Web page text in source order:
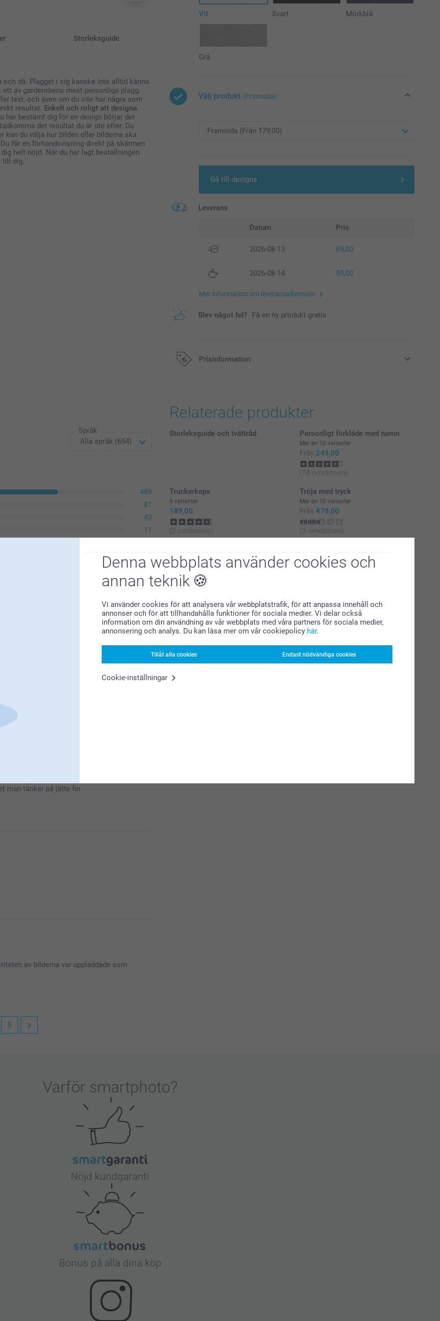
Denna webbplats använder cookies och
annan teknik
Vi använder cookies för att analysera vår webbplatstrafik, för att anpassa innehåll och
annonser och för att tillhandahålla funktioner för sociala medier. Vi delar också
information om din användning av vår webbplats med våra partners för sociala medier,
annonsering och analys. Du kan läsa mer om vår cookiepolicy här.
Tillåt alla cookies Endast nödvändiga cookies
Cookie-inställningar
Storleksguide
då. Plagget i sig kanske inte alltid känns
av garderobens mest personliga plagg.
text, och även om du inte har några som
resultat. Enkelt och roligt att designa
har bestämt dig för en design börjar det
det resultat du är ute efter. Du
kan du välja hur bilden eller bilderna ska
får en förhandsvisning direkt på skärmen
helt nöjd. När du har lagt beställningen
dig.
Vit Svart Mörkblå
Grå
Välj produkt (Framsida)
Gå till designs
Leverans
Datum Pris
2026-08-13 69,00
2026-08-14 59,00
Mer information om leveransalternativ
Blev något fel? Få en ny produkt gratis
Prisinformation
Språk
489
81
43
11
trots att de i verkligheten är avsedda
att vi kan se ifall bildens kanter har blivit
att du ska bli helt nöjd med din tröja!
man tänker på jätte fin
med din t-shirt, vi hoppas att du har
av bilderna var uppladdade som
5
Relaterade produkter
Storleksguide och tvättråd Personligt förkläde med namn
Mer än 10 varianter
Från 249,00
(78 omdömen)
Truckerkeps
9 varianter
189,00
(3 omdömen)
Tröja med tryck
Mer än 10 varianter
Från 479,00
(3 omdömen)
Varför smartphoto?
Nöjd kundgaranti
Bonus på alla dina köp